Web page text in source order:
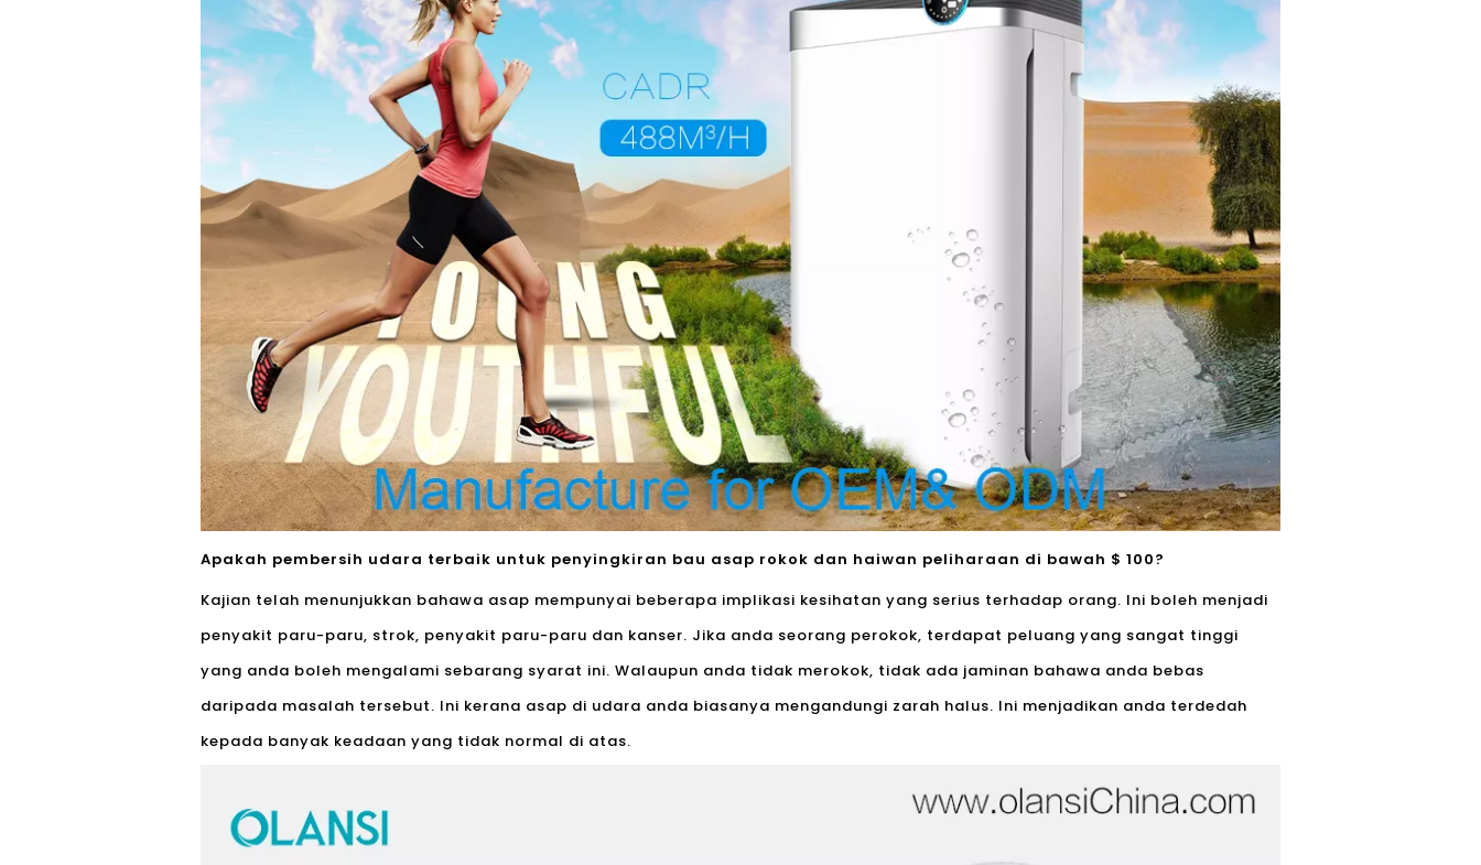
Apakah pembersih udara terbaik untuk penyingkiran bau asap rokok dan haiwan peliharaan di bawah $ 100?
Kajian telah menunjukkan bahawa asap mempunyai beberapa implikasi kesihatan yang serius terhadap orang. Ini boleh menjadi
penyakit paru-paru, strok, penyakit paru-paru dan kanser. Jika anda seorang perokok, terdapat peluang yang sangat tinggi
yang anda boleh mengalami sebarang syarat ini. Walaupun anda tidak merokok, tidak ada jaminan bahawa anda bebas
daripada masalah tersebut. Ini kerana asap di udara anda biasanya mengandungi zarah halus. Ini menjadikan anda terdedah
kepada banyak keadaan yang tidak normal di atas.